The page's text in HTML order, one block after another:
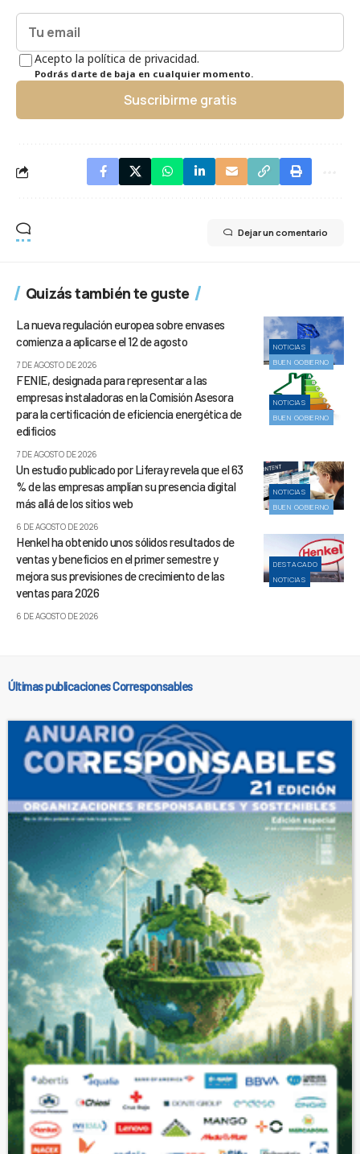
Acepto la política de privacidad.
Podrás darte de baja en cualquier momento.
Suscribirme gratis
Dejar un comentario
Quizás también te guste
NOTICIAS
BUEN GOBIERNO
La nueva regulación europea sobre envases
comienza a aplicarse el 12 de agosto
7 DE AGOSTO DE 2026
NOTICIAS
BUEN GOBIERNO
FENIE, designada para representar a las
empresas instaladoras en la Comisión Asesora
para la certificación de eficiencia energética de
edificios
7 DE AGOSTO DE 2026
NOTICIAS
BUEN GOBIERNO
Un estudio publicado por Liferay revela que el 63
% de las empresas amplían su presencia digital
más allá de los sitios web
6 DE AGOSTO DE 2026
DESTACADO
NOTICIAS
Henkel ha obtenido unos sólidos resultados de
ventas y beneficios en el primer semestre y
mejora sus previsiones de crecimiento de las
ventas para 2026
6 DE AGOSTO DE 2026
Últimas publicaciones Corresponsables